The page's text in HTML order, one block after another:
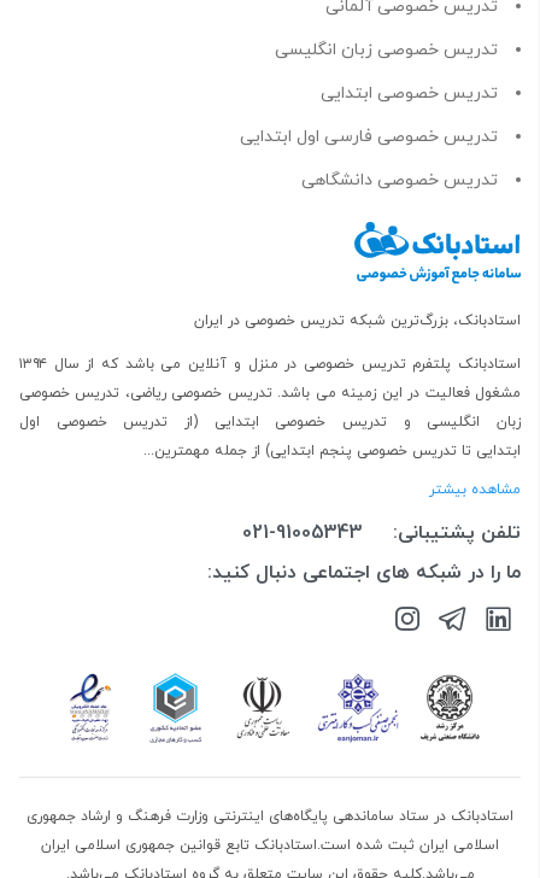
تدریس خصوصی آلمانی
تدریس خصوصی زبان انگلیسی
تدریس خصوصی ابتدایی
تدریس خصوصی فارسی اول ابتدایی
تدریس خصوصی دانشگاهی
استادبانک، بزرگ‌ترین شبکه تدریس خصوصی در ایران
استادبانک پلتفرم تدریس خصوصی در منزل و آنلاین
می باشد که از سال ۱۳۹۴
مشغول فعالیت در این زمینه می باشد.تدریس خصوصی ریاضی، تدریس خصوصی
زبان انگلیسی و تدریس خصوصی ابتدایی (از
تدریس خصوصی اول
ابتدایی تا تدریس خصوصی پنجم ابتدایی) از جمله مهمترین...
مشاهده بیشتر
تلفن پشتیبانی:
021-91005343
ما را در شبکه های اجتماعی دنبال کنید:
استادبانک در ستاد ساماندهی پایگاه‌های اینترنتی وزارت فرهنگ و ارشاد جمهوری
اسلامی ایران ثبت شده است.استادبانک تابع قوانین جمهوری اسلامی ایران
می‌باشد.کلیه حقوق این سایت متعلق به گروه استادبانک می‌باشد.